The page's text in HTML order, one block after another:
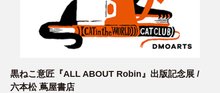
黒ねこ意匠『ALL ABOUT Robin』出版記念展 /
六本松 蔦屋書店